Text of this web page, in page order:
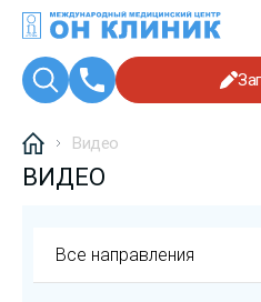
Видео
ВИДЕО
Все направления